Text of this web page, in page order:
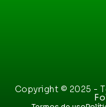
Copyright © 2025 -